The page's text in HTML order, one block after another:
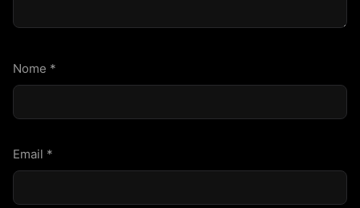
Nome *
Email *